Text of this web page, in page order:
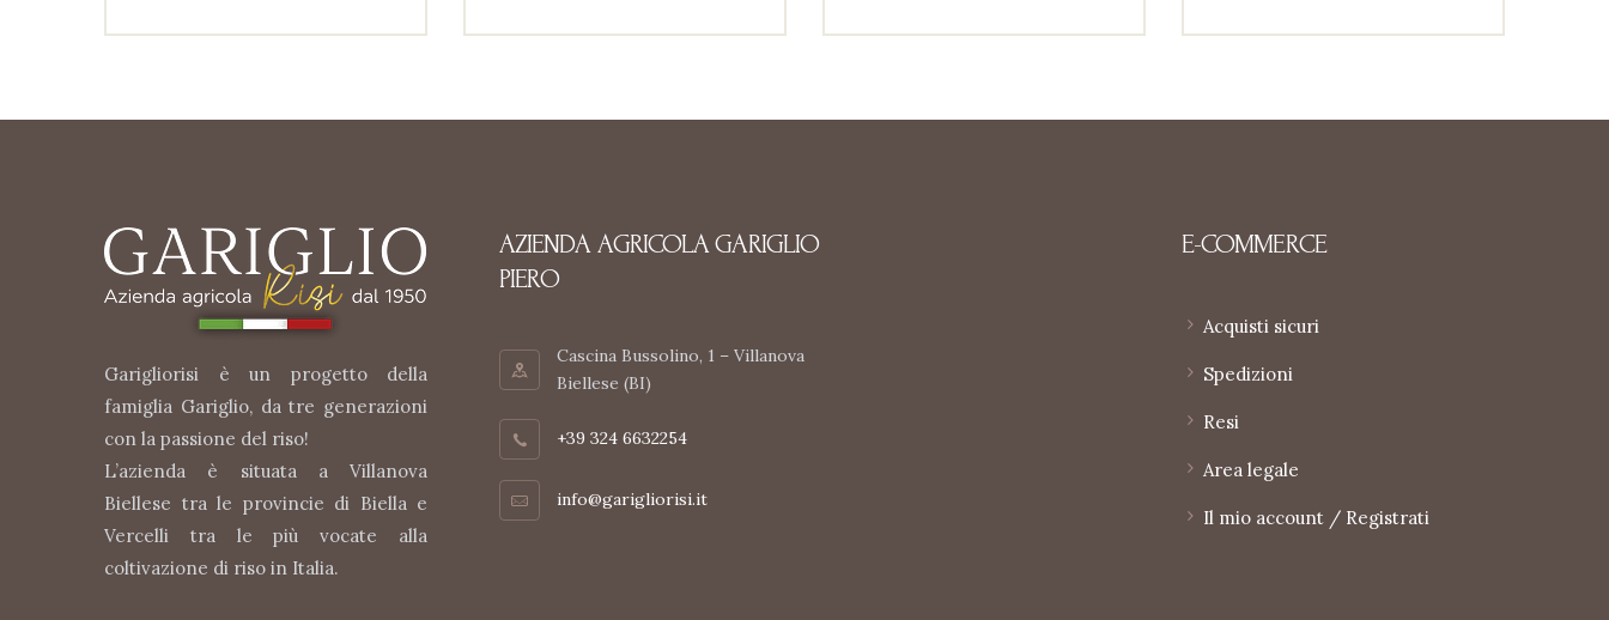
Garigliorisi è un progetto della
famiglia Gariglio, da tre generazioni
con la passione del riso!
L’azienda è situata a Villanova
Biellese tra le provincie di Biella e
Vercelli tra le più vocate alla
coltivazione di riso in Italia.
AZIENDA AGRICOLA GARIGLIO
PIERO
Cascina Bussolino, 1 – Villanova
Biellese (BI)
+39 324 6632254
info@garigliorisi.it
E-COMMERCE
Acquisti sicuri
Spedizioni
Resi
Area legale
Il mio account / Registrati